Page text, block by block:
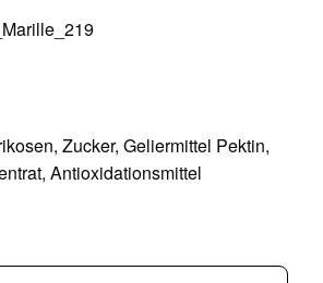
Zucker, Geliermittel Pektin,
Antioxidationsmittel